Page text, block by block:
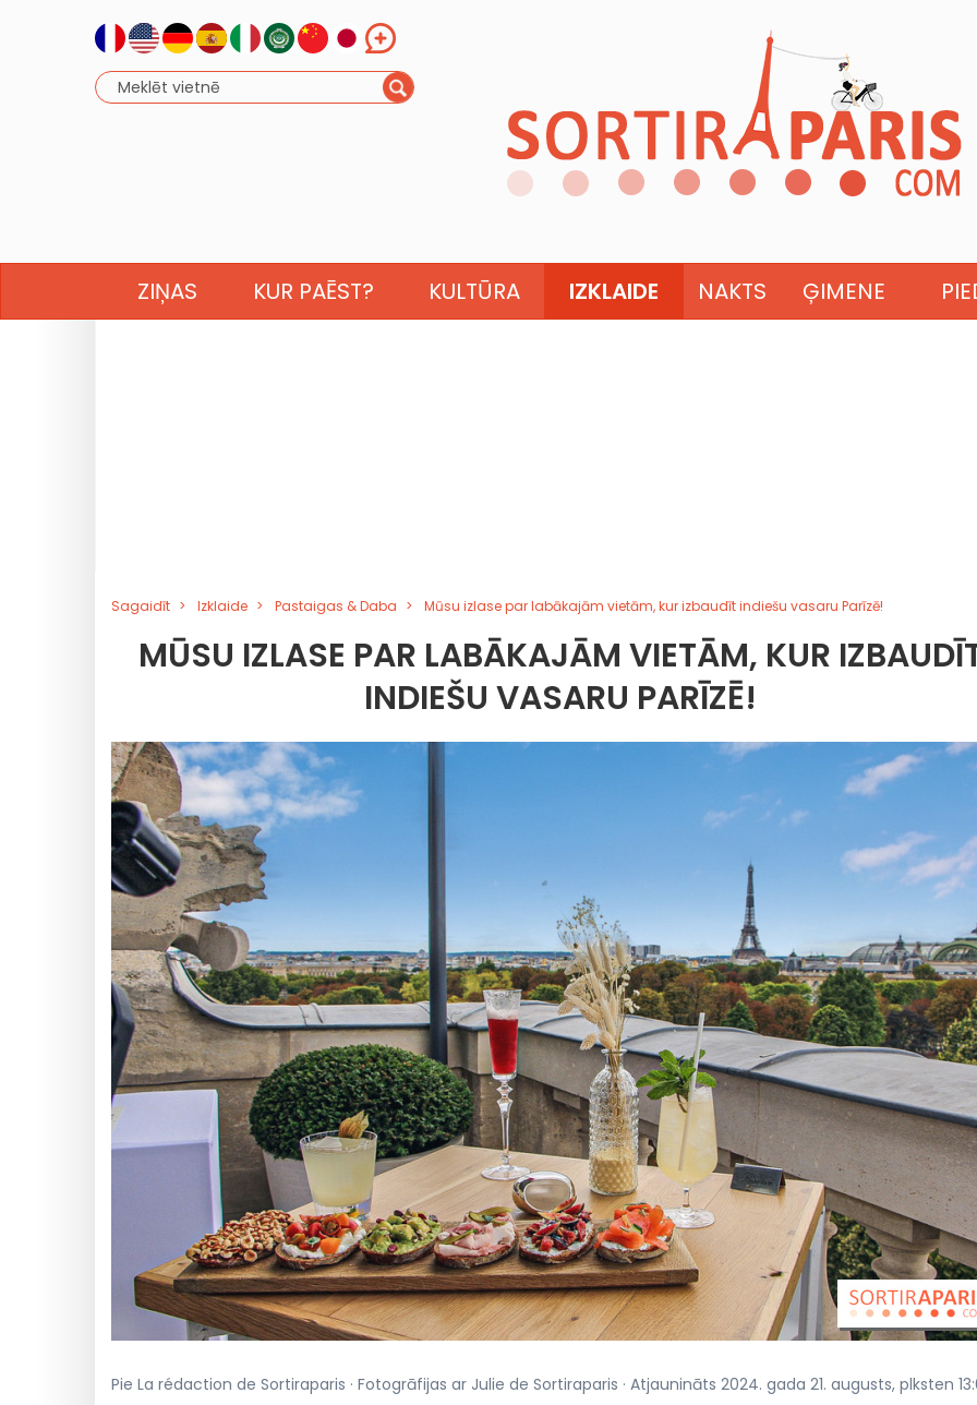
ZIŅAS KUR PAĒST? KULTŪRA IZKLAIDE NAKTS ĢIMENE
Sagaidīt Izklaide Pastaigas & Daba Mūsu izlase par labākajām vietām, kur izbaudīt indiešu vasaru Parīzē!
MŪSU IZLASE PAR LABĀKAJĀM VIETĀM, KUR
INDIEŠU VASARU PARĪZĒ!
Pie La rédaction de Sortiraparis · Fotogrāfijas ar Julie de Sortiraparis · Atjaunināts 2024. gada 21. augusts, plksten